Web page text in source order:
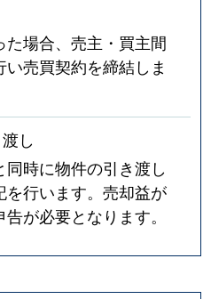
場合、売主・買主間
売買契約を締結しま
し
時に物件の引き渡し
行います。売却益が
が必要となります。